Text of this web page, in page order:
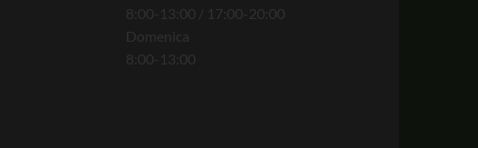
8:00-13:00 / 17:00-20:00
Domenica
8:00-13:00